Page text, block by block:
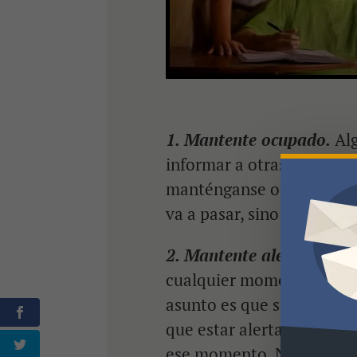
1. Mantente ocupado.
informar a otras sobre
manténganse ocupados.
va a pasar, sino
2. Mantente alerta.
La
cualquier momento. Si
asunto es que si llega la
que estar alerta y no